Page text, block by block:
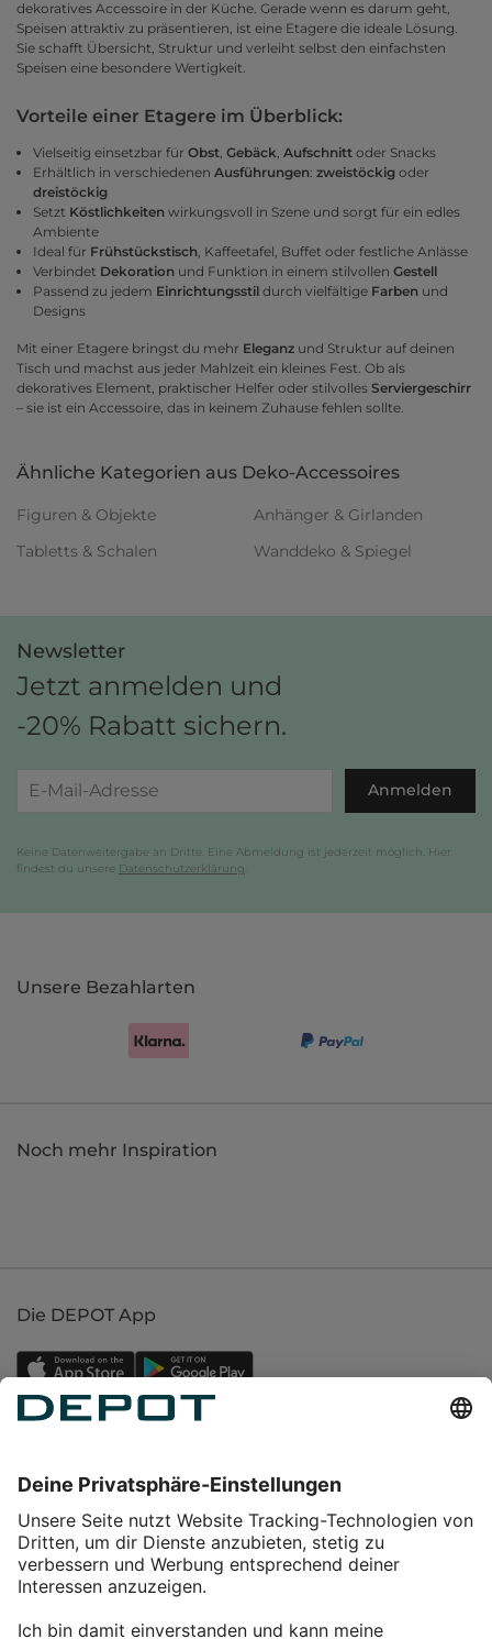
dekoratives Accessoire in der Küche. Gerade wenn es darum geht,
Speisen attraktiv zu präsentieren, ist eine Etagere die ideale Lösung.
Sie schafft Übersicht, Struktur und verleiht selbst den einfachsten
Speisen eine besondere Wertigkeit.
Vorteile einer Etagere im Überblick:
Vielseitig einsetzbar für Obst Gebäck Aufschnitt oder Snacks
Erhältlich in verschiedenen Ausführungen: zweistöckig oder
dreistöckig
Setzt Köstlichkeiten wirkungsvoll in Szene und sorgt für ein edles
Ambiente
Ideal für Frühstückstisch , Kaffeetafel, Buffet oder festliche Anlässe
Verbindet Dekoration und Funktion in einem stilvollen Gestell
Passend zu jedem Einrichtungsstil durch vielfältige Farben und
Designs
Mit einer Etagere bringst du mehr Eleganz und Struktur auf deinen
Tisch und machst aus jeder Mahlzeit ein kleines Fest. Ob als
dekoratives Element, praktischer Helfer oder stilvolles Serviergeschirr
– sie ist ein Accessoire, das in keinem Zuhause fehlen sollte.
Ähnliche Kategorien aus Deko-Accessoires
Figuren & Objekte
Anhänger & Girlanden
Tabletts & Schalen
Wanddeko & Spiegel
Newsletter
Jetzt anmelden und
-20% Rabatt sichern.
Anmelden
Keine Datenweitergabe an Dritte. Eine Abmeldung ist jederzeit möglich. Hier
findest du unsere Datenschutzerklärung
Unsere Bezahlarten
Noch mehr Inspiration
Die DEPOT App
Service
Über DEPOT